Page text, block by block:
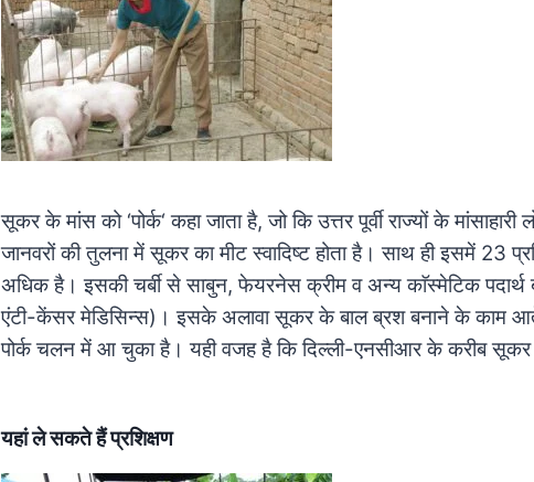
सूकर के मांस को ‘पोर्क‘ कहा जाता है, जो कि उत्तर पूर्वी राज्यों के
जानवरों की तुलना में सूकर का मीट स्वादिष्ट होता है। साथ ही इसमें 23
अधिक है। इसकी चर्बी से साबुन, फेयरनेस क्रीम व अन्य काॅस्मेटिक
एंटी-केंसर मेडिसिन्स)। इसके अलावा सूकर के बाल ब्रश बनाने के काम आते
पोर्क चलन में आ चुका है। यही वजह है कि दिल्ली-एनसीआर के करीब सूकर
यहां ले सकते हैं प्रशिक्षण